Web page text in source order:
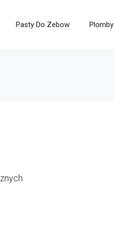
Pasty Do Zebow Plomby